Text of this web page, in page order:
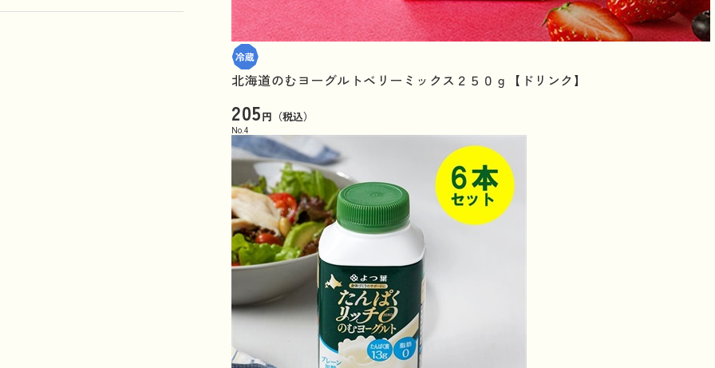
北海道のむヨーグルトベリーミックス２５０ｇ【ドリンク】
205円（税込）
No.4